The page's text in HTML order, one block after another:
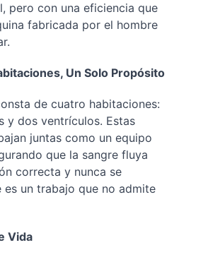
pero con una eficiencia que
fabricada por el hombre
Un Solo Propósito
de cuatro habitaciones:
y dos ventrículos. Estas
juntas como un equipo
que la sangre fluya
correcta y nunca se
es un trabajo que no admite
Vida